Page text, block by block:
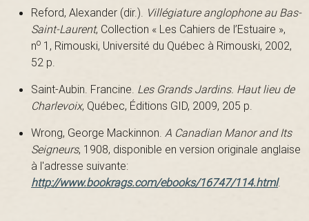
Reford, Alexander (dir.). Villégiature anglophone au Bas-
Saint-Laurent, Collection « Les Cahiers de l’Estuaire »,
no 1, Rimouski, Université du Québec à Rimouski, 2002,
52 p.
Saint-Aubin. Francine. Les Grands Jardins. Haut lieu de
Charlevoix, Québec, Éditions GID, 2009, 205 p.
Wrong, George Mackinnon. A Canadian Manor and Its
Seigneurs, 1908, disponible en version originale anglaise
à l'adresse suivante:
http://www.bookrags.com/ebooks/16747/114.html.